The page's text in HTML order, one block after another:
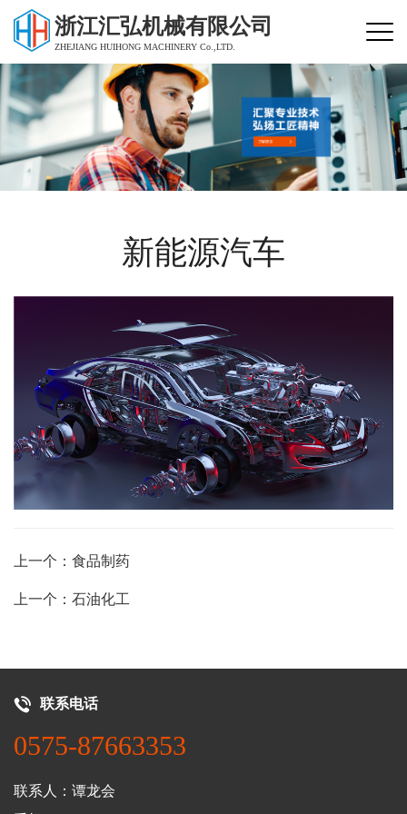
浙江汇弘机械有限公司
ZHEJIANG HUIHONG MACHINERY Co.,LTD.
新能源汽车
上一个：食品制药
上一个：石油化工
联系电话
0575-87663353
联系人：谭龙会